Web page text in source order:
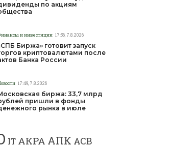
по акциям
и инвестиции 17:56, 7.8.2026
Биржа» готовит запуск
криптовалютами после
Банка России
17:49, 7.8.2026
биржа: 33,7 млрд
пришли в фонды
рынка в июле
IT АКРА АПК АСВ